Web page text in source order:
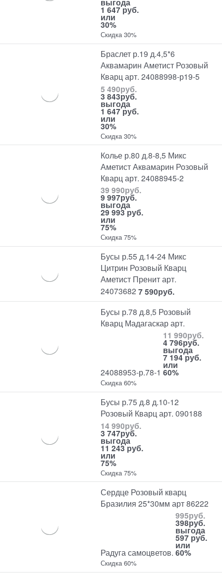
1 647 руб.
или
30%
Скидка 30%
Браслет р.19 д.4,5*6
Аквамарин Аметист Розовый
Кварц арт. 24088998-р19-5
5 490руб.
3 843руб.
выгода
1 647 руб.
или
30%
Скидка 30%
Колье р.80 д.8-8,5 Микс
Аметист Аквамарин Розовый
Кварц арт. 24088945-2
39 990руб.
9 997руб.
выгода
29 993 руб.
или
75%
Скидка 75%
Бусы р.55 д.14-24 Микс
Цитрин Розовый Кварц
Аметист Пренит арт.
24073682 7 590руб.
Бусы р.78 д.8,5 Розовый
Кварц Мадагаскар арт.
24088953-р.78-1
11 990руб.
4 796руб.
выгода
7 194 руб.
или
60%
Скидка 60%
Бусы р.75 д.8 д.10-12
Розовый Кварц арт. 090188
14 990руб.
3 747руб.
выгода
11 243 руб.
или
75%
Скидка 75%
Сердце Розовый кварц
Бразилия 25*30мм арт 86222
Радуга самоцветов.
995руб.
398руб.
выгода
597 руб.
или
60%
Скидка 60%